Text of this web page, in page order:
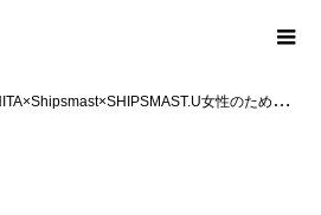
女性のための船アオリ入門 with alphatackle